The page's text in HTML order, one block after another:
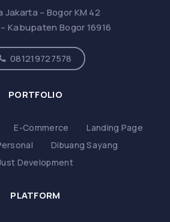
Jakarta – Bogor KM 42
Kabupaten Bogor 16916
081219727578
PORTFOLIO
E-Commerce
Landing Page
Dibuang Sayang
Development
PLATFORM